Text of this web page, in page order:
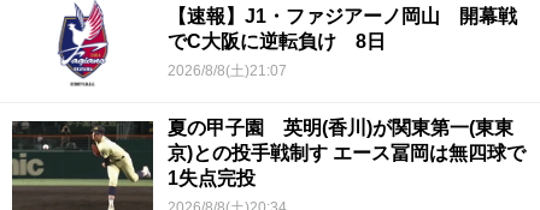
【速報】J1・ファジアーノ岡山 開幕戦
でC大阪に逆転負け 8日
2026/8/8(土)21:07
夏の甲子園 英明(香川)が関東第一(東東
京)との投手戦制す エース冨岡は無四球で
1失点完投